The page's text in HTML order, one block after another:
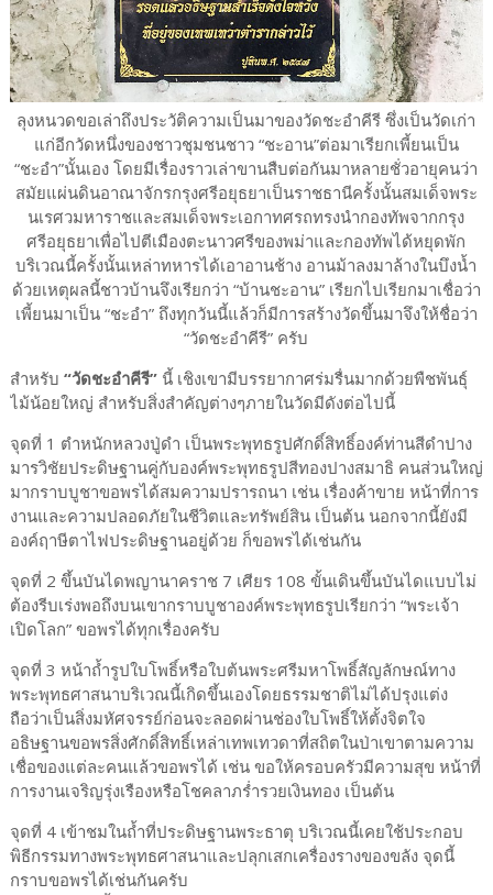
ลุงหนวดขอเล่าถึงประวัติความเป็นมาของวัดชะอำคีรี ซึ่งเป็นวัดเก่า
แก่อีกวัดหนึ่งของชาวชุมชนชาว “ชะอาน”ต่อมาเรียกเพี้ยนเป็น
“ชะอำ”นั้นเอง โดยมีเรื่องราวเล่าขานสืบต่อกันมาหลายชั่วอายุคนว่า
สมัยแผ่นดินอาณาจักรกรุงศรีอยุธยาเป็นราชธานีครั้งนั้นสมเด็จพระ
นเรศวมหาราชและสมเด็จพระเอกาทศรถทรงนำกองทัพจากกรุง
ศรีอยุธยาเพื่อไปตีเมืองตะนาวศรีของพม่าและกองทัพได้หยุดพัก
บริเวณนี้ครั้งนั้นเหล่าทหารได้เอาอานช้าง อานม้าลงมาล้างในบึงน้ำ
ด้วยเหตุผลนี้ชาวบ้านจึงเรียกว่า “บ้านชะอาน” เรียกไปเรียกมาเชื่อว่า
เพี้ยนมาเป็น “ชะอำ” ถึงทุกวันนี้แล้วก็มีการสร้างวัดขึ้นมาจึงให้ชื่อว่า
“วัดชะอำคีรี” ครับ
สำหรับ “วัดชะอำคีรี”นี้ เชิงเขามีบรรยากาศร่มรื่นมากด้วยพืชพันธุ์
ไม้น้อยใหญ่ สำหรับสิ่งสำคัญต่างๆภายในวัดมีดังต่อไปนี้
จุดที่ 1 ตำหนักหลวงปู่ดำ เป็นพระพุทธรูปศักดิ์สิทธิ์องค์ท่านสีดำปาง
มารวิชัยประดิษฐานคู่กับองค์พระพุทธรูปสีทองปางสมาธิ คนส่วนใหญ่
มากราบบูชาขอพรได้สมความปรารถนา เช่น เรื่องค้าขาย หน้าที่การ
งานและความปลอดภัยในชีวิตและทรัพย์สิน เป็นต้น นอกจากนี้ยังมี
องค์ฤาษีตาไฟประดิษฐานอยู่ด้วย ก็ขอพรได้เช่นกัน
จุดที่ 2 ขึ้นบันไดพญานาคราช 7 เศียร 108 ขั้นเดินขึ้นบันไดแบบไม่
ต้องรีบเร่งพอถึงบนเขากราบบูชาองค์พระพุทธรูปเรียกว่า “พระเจ้า
เปิดโลก” ขอพรได้ทุกเรื่องครับ
จุดที่ 3 หน้าถ้ำรูปใบโพธิ์หรือใบต้นพระศรีมหาโพธิ์สัญลักษณ์ทาง
พระพุทธศาสนาบริเวณนี้เกิดขึ้นเองโดยธรรมชาติไม่ได้ปรุงแต่ง
ถือว่าเป็นสิ่งมหัศจรรย์ก่อนจะลอดผ่านช่องใบโพธิ์ให้ตั้งจิตใจ
อธิษฐานขอพรสิ่งศักดิ์สิทธิ์เหล่าเทพเทวดาที่สถิตในป่าเขาตามความ
เชื่อของแต่ละคนแล้วขอพรได้ เช่น ขอให้ครอบครัวมีความสุข หน้าที่
การงานเจริญรุ่งเรืองหรือโชคลาภร่ำรวยเงินทอง เป็นต้น
จุดที่ 4 เข้าชมในถ้ำที่ประดิษฐานพระธาตุ บริเวณนี้เคยใช้ประกอบ
พิธีกรรมทางพระพุทธศาสนาและปลุกเสกเครื่องรางของขลัง จุดนี้
กราบขอพรได้เช่นกันครับ